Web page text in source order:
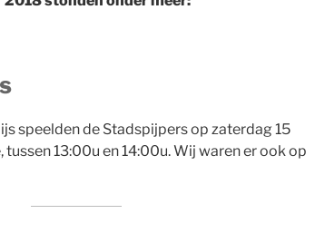
speelden de Stadspijpers op zaterdag 15
13:00u en 14:00u. Wij waren er ook op